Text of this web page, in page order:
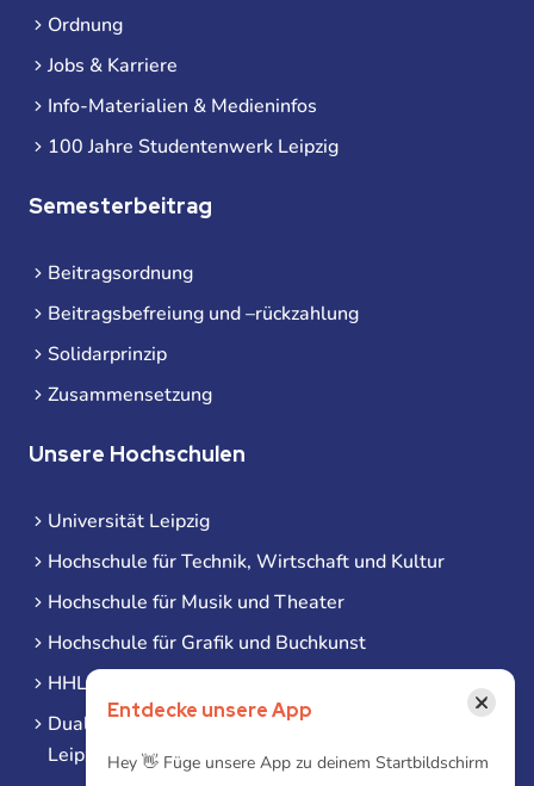
Ordnung
Jobs & Karriere
Info-Materialien & Medieninfos
100 Jahre Studentenwerk Leipzig
Semesterbeitrag
Beitragsordnung
Beitragsbefreiung und –rückzahlung
Solidarprinzip
Zusammensetzung
Unsere Hochschulen
Universität Leipzig
Hochschule für Technik, Wirtschaft und Kultur
Hochschule für Musik und Theater
Hochschule für Grafik und Buchkunst
HHL Leipzig
Duale Hochschule Sachsen (DHSN) am Standort
Leipzig
Entdecke unsere App ×
Hey 👋 Füge unsere App zu deinem Startbildschirm